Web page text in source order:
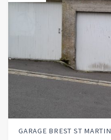
GARAGE BREST ST MARTIN